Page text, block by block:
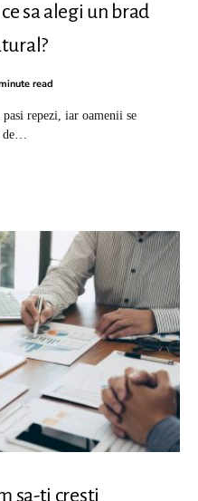
sa alegi un brad
read
repezi, iar oamenii se
de…
sa-ti cresti